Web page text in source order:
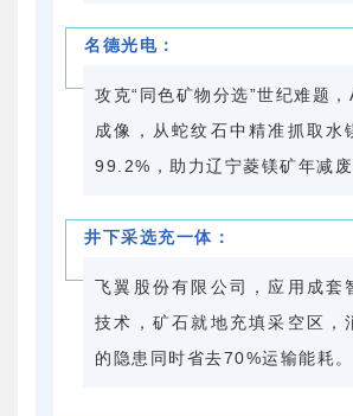
名德光电：
攻克“同色矿物分选”世纪难题
成像，从蛇纹石中精准抓取水
99.2%，助力辽宁菱镁矿年减废
井下采选充一体：
飞翼股份有限公司，应用成套
技术，矿石就地充填采空区，
的隐患同时省去70%运输能耗。